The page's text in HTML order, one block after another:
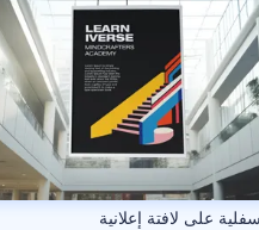
على لافتة إعلانية